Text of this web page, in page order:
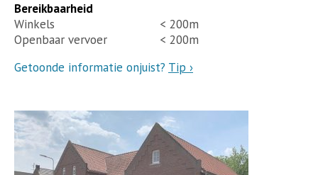
Bereikbaarheid
Winkels
< 200m
Openbaar vervoer
< 200m
Getoonde informatie onjuist? Tip ›